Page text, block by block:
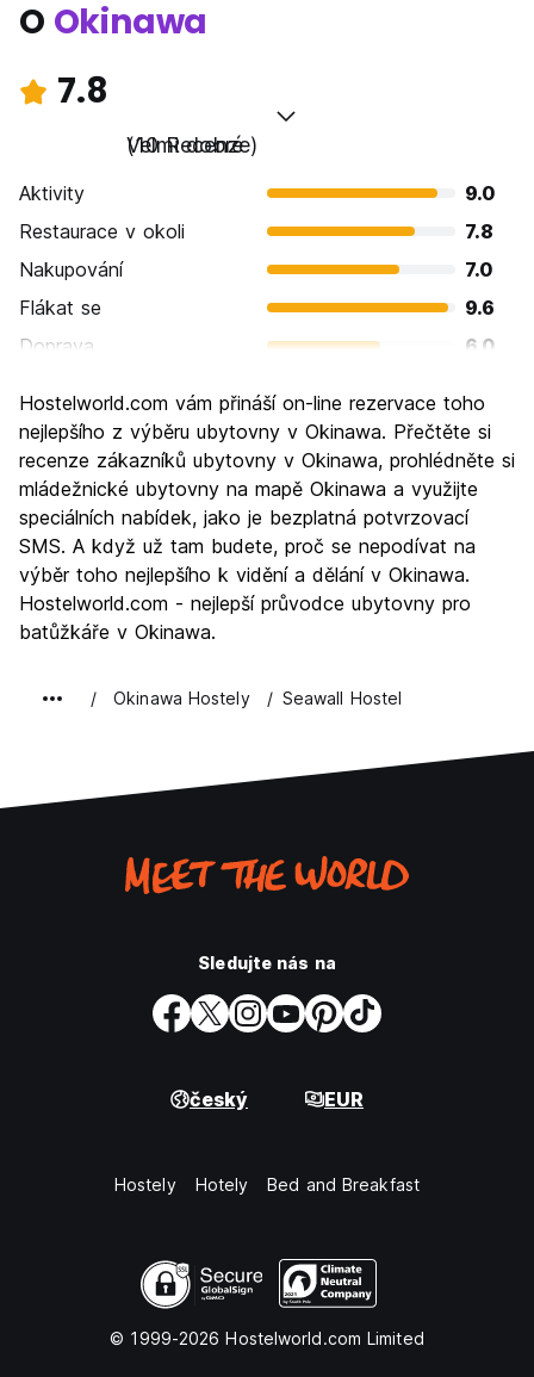
O Okinawa
7.8
Velmi dobré
(10 Recenze)
Aktivity
9.0
Restaurace v okoli
7.8
Nakupování
7.0
Flákat se
9.6
Doprava
6.0
Kultura
9.2
Noční život
6.6
Hodnota za peníze
7.2
Hostelworld.com vám přináší on-line rezervace toho
nejlepšího z výběru ubytovny v Okinawa. Přečtěte si
recenze zákazníků ubytovny v Okinawa, prohlédněte si
mládežnické ubytovny na mapě Okinawa a využijte
speciálních nabídek, jako je bezplatná potvrzovací
SMS. A když už tam budete, proč se nepodívat na
výběr toho nejlepšího k vidění a dělání v Okinawa.
Hostelworld.com - nejlepší průvodce ubytovny pro
batůžkáře v Okinawa.
Okinawa Hostely Seawall Hostel
Sledujte nás na
český EUR
Hostely Hotely Bed and Breakfast
© 1999-2026 Hostelworld.com Limited